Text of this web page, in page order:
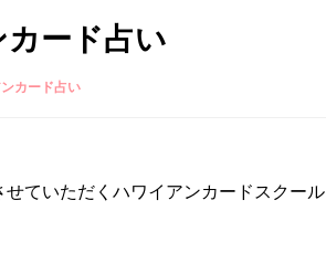
ード占い
カード占い
ていただくハワイアンカードスクール